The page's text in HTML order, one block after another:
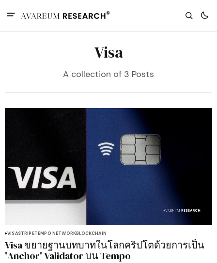
Visa
A collection of 3 Posts
VISASTRIPETEMPO NETWORKBLOCKCHAIN
Visa ขยายฐานบทบาทในโลกคริปโตด้วยการเป็น
'Anchor' Validator บน Tempo